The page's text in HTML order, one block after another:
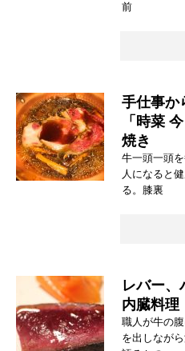
前
手仕事か
「時菜
焼き
牛一頭一頭
人になると
る。膝裏
レバー、
内臓料理
職人が牛の
を出しなが